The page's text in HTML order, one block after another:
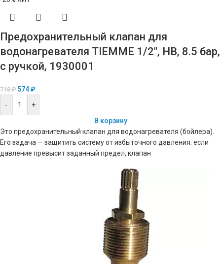
Предохранительный клапан для
водонагревателя TIEMME 1/2″, НВ, 8.5 бар,
с ручкой, 1930001
718₽ 574₽
-
+
В корзину
Это предохранительный клапан для водонагревателя (бойлера).
Его задача — защитить систему от избыточного давления: если
давление превысит заданный предел, клапан